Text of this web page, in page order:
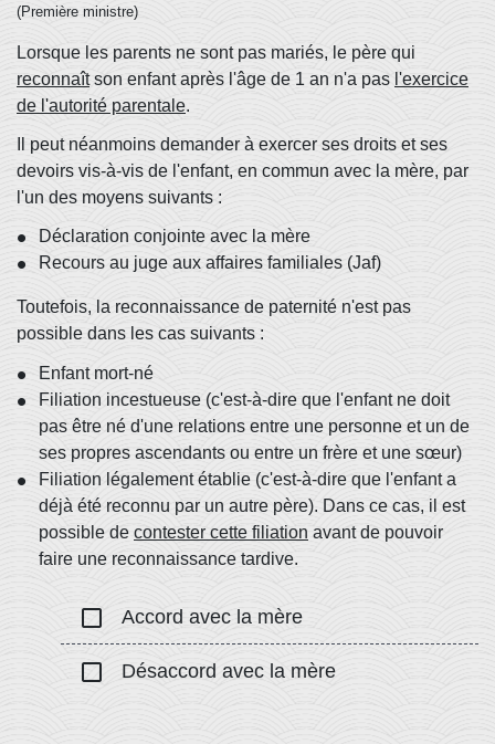
(Première ministre)
Lorsque les parents ne sont pas mariés, le père qui
reconnaîtson enfant après l'âge de 1 an n'a pas l'exercice
de l'autorité parentale.
Il peut néanmoins demander à exercer ses droits et ses
devoirs vis-à-vis de l'enfant, en commun avec la mère, par
l'un des moyens suivants :
Déclaration conjointe avec la mère
Recours au juge aux affaires familiales (Jaf)
Toutefois, la reconnaissance de paternité n'est pas
possible dans les cas suivants :
Enfant mort-né
Filiation incestueuse (c'est-à-dire que l'enfant ne doit
pas être né d'une relations entre une personne et un de
ses propres ascendants ou entre un frère et une sœur)
Filiation légalement établie (c'est-à-dire que l'enfant a
déjà été reconnu par un autre père). Dans ce cas, il est
possible de contester cette filiation avant de pouvoir
faire une reconnaissance tardive.
check_box_outline_blank Accord avec la mère
check_box_outline_blank Désaccord avec la mère